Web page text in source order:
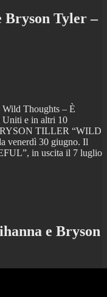
Bryson Tyler –
Thoughts – È
Uniti e in altri 10
TILLER “WILD
venerdì 30 giugno. Il
in uscita il 7 luglio
e Bryson